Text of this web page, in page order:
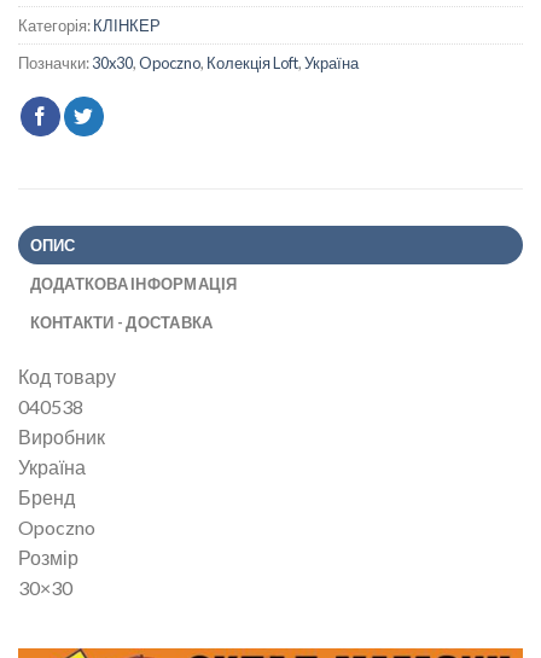
Категорія:КЛІНКЕР
Позначки:30x30,Opoczno, Колекція Loft,Україна
ОПИС
ДОДАТКОВА ІНФОРМАЦІЯ
КОНТАКТИ - ДОСТАВКА
Код товару
040538
Виробник
Україна
Бренд
Opoczno
Розмір
30×30